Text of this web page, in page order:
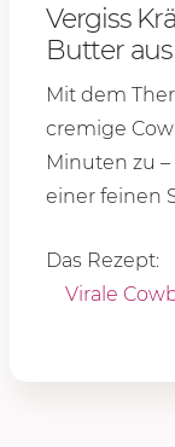
Vergiss
Butter
Mit dem
cremige
Minuten zu
einer feinen
Das Rezept:
Virale